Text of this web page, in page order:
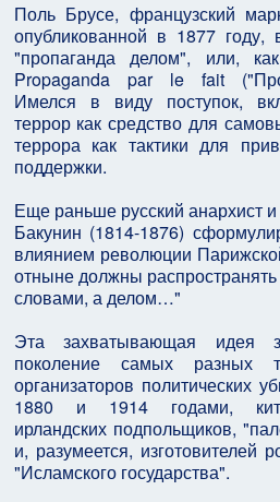
Поль Брусе, французский
опубликованной в 1877
"пропаганда делом", или,
Propaganda par le fait
Имелся в виду поступок,
террор как средство для
террора как тактики для
поддержки.
Еще раньше русский анархист
Бакунин (1814-1876)
влиянием революции
отныне должны
словами, а делом…"
Эта захватывающая идея
поколение самых разных
организаторов политических
1880 и 1914 годами,
ирландских подпольщиков,
и, разумеется, изготовителей
"Исламского государства".